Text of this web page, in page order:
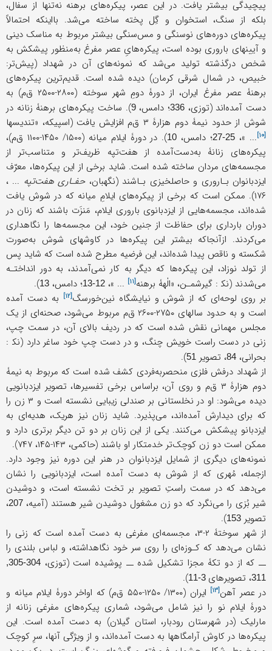
پیچیدگی بیشتر یافت. در این عصر، پیکره‌های برهنه نه‌تنها از سفال،
بلکه از سنگ، استخوان و گِل پخته ساخته می‌شد. بااینکه احتمالاً
پیکره‌های دوره‌های نوسنگی و مس‌سنگی بیشتر مربوط به مناسک دینی
و آیینهای باروری بوده است، پیکره‌هایِ عصر مفرغ به‌منظور پیشکش به
شخص درگذشته تولید می‌شد که نمونه‌های آن در شهداد (پیش‌تر:
خبیص، در شمال شرقی کرمان) دیده شده است. قدیم‌ترین پیکره‌های
برهنۀ عصر مفرغ ایران، از دورۀ دومِ شهر سوخته (۲۸۰۰-۲۵۰۰ ق‌م) به
دست آمده‌اند (توزی،336؛ دامس،9). ساخت پیکره‌های برهنۀ زنانه در
شوش از حدود نیمۀ دوم هزارۀ ۳ ق‌م افزایش یافت (اسپیکه، «
تندیسها
[۱۰] ... »، 25-27 ؛ دامس، 10
). در دورۀ ایلام میانه (۱۵۰۰/ ۱۴۵۰-۱۱۰۰ ق‌م)،
پیکره‌های زنانۀ به‌دست‌آمده از هفت‌تپه ظریف‌تر و متناسب‌تر از
مجسمه‌های مردان ساخته شده است. شاید برخی از این پیکره‌ها، معرّف
ایزدبانوان بـاروری و حاصلخیزی بـاشند (نگهبان،حفـاری هفت‌تپه ... ،
۱۷۶). ممکن است که برخی از پیکره‌های ایلامِ میانه که در شوش یافت
شده‌اند، مجسمه‌هایی از ایزدبانوی باروری ایلام، مَنزَت باشند که زنان در
دوران بارداری برای حفاظت از جنین خود، این مجسمه‌ها را نگاهداری
می‌کردند. ازآنجاکه بیشتر این پیکره‌ها در کاوشهای شوش به‌صورت
شکسته و ناقص پیدا شده‌اند، این فرضیه مطرح شده است که شاید پس
از تولد نوزاد، این پیکره‌ها که دیگر به کار نمی‌آمدند، به دور انداختـه
می‌شدند (نک‍ : گیرشمـن، «الٰهۀ برهنه[۱۱] ... »، 12-13 ؛ دامس، 13
).
بر روی لوحه‌ای که از شوش و نیایشگاه نین‌خورسگ[۱۲]
به دست آمده
است و به حدود سالهای ۲۷۵۰-۲۶۰۰ ق‌م مربوط می‌شود، صحنه‌ای از یک
مجلس مهمانی نقش شده است که در ردیف بالای آن، در سمت چپ،
زنی در دست راست خویش چنگ، و در دست چپ خود ساغر دارد (نک‍ :
بحرانی، 84، تصویر 51
).
از شهداد درفش فلزی منحصربه‌فردی کشف شده است که مربوط به نیمۀ
دوم هزارۀ ۳ ق‌م و روی آن، براساس برخی تفسیرها، تصویر ایزدبانویی
دیده می‌شود: او در نخلستانی بر صندلی زیبایی نشسته است و ۳ زن را
که برای دیدارش آمده‌اند، می‌پذیرد. شاید زنان نیز هریک، هدیه‌ای به
ایزدبانو پیشکش می‌کنند. یکی از این زنان بر دو تن دیگر برتری دارد و
ممکن است دو زن کوچک‌تر خدمتکار او باشند (حاکمی، ۱۴۳-۱۴۵، ۷۴۷).
نمونه‌های دیگری از شمایل ایزدبانوان در هنر این دوره نیز وجود دارد.
ازجمله، مُهری که از شوش به دست آمده است، ایزدبانویی را نشان
می‌دهد که در سمت راستِ تصویر بر تخت نشسته است، و دوشیدن
شیر بُزی را می‌‌نگرد که دو زن مشغول دوشیدن شیر هستند (آمیه، 207،
تصویر 153
).
از شهر سوختۀ ۲-۳، مجسمه‌ای مفرغی به دست آمده است که زنی را
نشان می‌دهد که کـوزه‌ای را روی سر خود نگاهداشته، و لباس بلندی را
ــ که از دو تکۀ مجزا تشکیل شده ــ پوشیده است (توزی،
304-305,
311، تصویرهای
).
در عصر آهن[۱۳]
ایران (۱۳۰۰/ ۱۲۵۰-۵۵۰ ق‌م) که اواخر دورۀ ایلام میانه و
دورۀ ایلام نو را نیز شامل می‌شود، شماری پیکره‌های مفرغی زنانه از
مارلیک (در شهرستان رودبار، استان گیلان) به دست آمده است. این
پیکره‌ها در کاوش آرامگاهها به دست آمده‌اند، و از ویژگی آنها، سرِ کوچک